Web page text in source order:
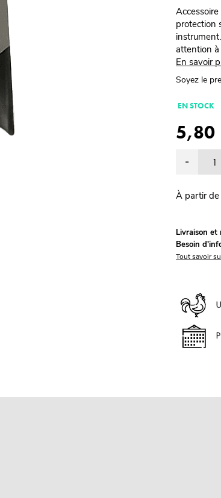
protection
attention à
En savoir
Soyez le
EN STOCK
5,80
-
À partir de
Livraison et
Besoin
Tout savoir